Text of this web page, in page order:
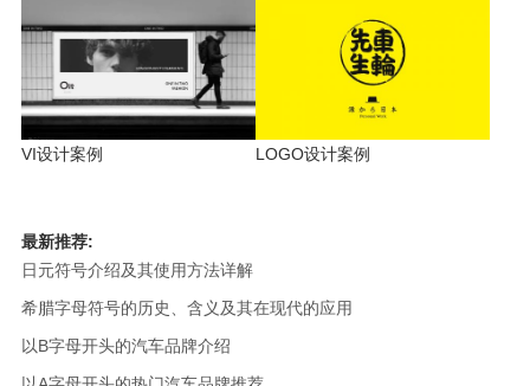
VI设计案例 LOGO设计案例
最新推荐:
日元符号介绍及其使用方法详解
希腊字母符号的历史、含义及其在现代的应用
以B字母开头的汽车品牌介绍